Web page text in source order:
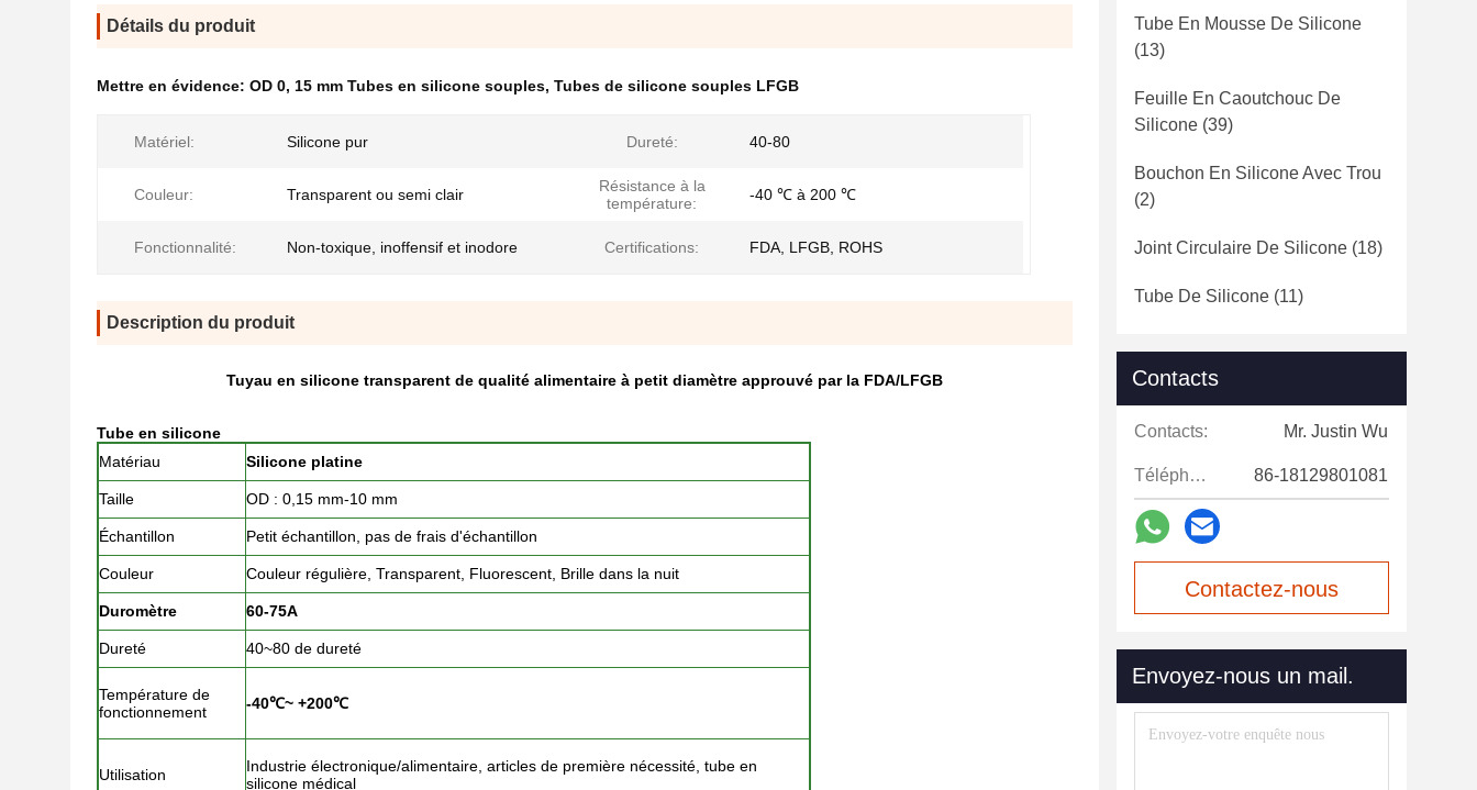
Détails du produit
Mettre en évidence: OD 0, 15 mm Tubes en silicone souples, Tubes de silicone souples LFGB
Matériel: Silicone pur Dureté: 40-80
Couleur: Transparent ou semi clair
Résistance à la
température:
-40 ℃ à 200 ℃
Fonctionnalité: Non-toxique, inoffensif et inodore Certifications: FDA, LFGB, ROHS
Description du produit
Tuyau en silicone transparent de qualité alimentaire à petit diamètre approuvé par la FDA/LFGB
Tube en silicone
Matériau
Silicone platine
Taille OD : 0,15 mm-10 mm
Échantillon Petit échantillon, pas de frais d'échantillon
Couleur Couleur régulière, Transparent, Fluorescent, Brille dans la nuit
Duromètre 60-75A
Dureté 40~80 de dureté
Température de
fonctionnement
-40℃~ +200℃
Utilisation
Industrie électronique/alimentaire, articles de première nécessité, tube en
silicone médical
Tube En Mousse De Silicone
(13)
Feuille En Caoutchouc De
Silicone (39)
Bouchon En Silicone Avec Trou
(2)
Joint Circulaire De Silicone (18)
Tube De Silicone (11)
Contacts
Contacts: Mr. Justin Wu
Téléphone: 86-18129801081
Contactez-nous
Envoyez-nous un mail.